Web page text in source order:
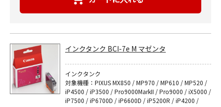
インクタンク BCI-7e M マゼンタ
インクタンク
対象機種：PIXUS MX850 / MP970 / MP610 / MP520 /
iP4500 / iP3500 / Pro9000MarkII / Pro9000 / iX5000 /
iP7500 / iP6700D / iP6600D / iP5200R / iP4200 /